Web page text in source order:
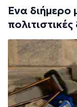
Ένα διήμερο